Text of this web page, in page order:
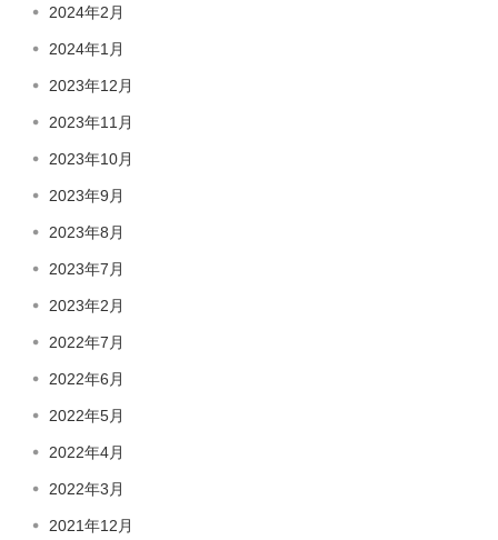
2024年2月
2024年1月
2023年12月
2023年11月
2023年10月
2023年9月
2023年8月
2023年7月
2023年2月
2022年7月
2022年6月
2022年5月
2022年4月
2022年3月
2021年12月